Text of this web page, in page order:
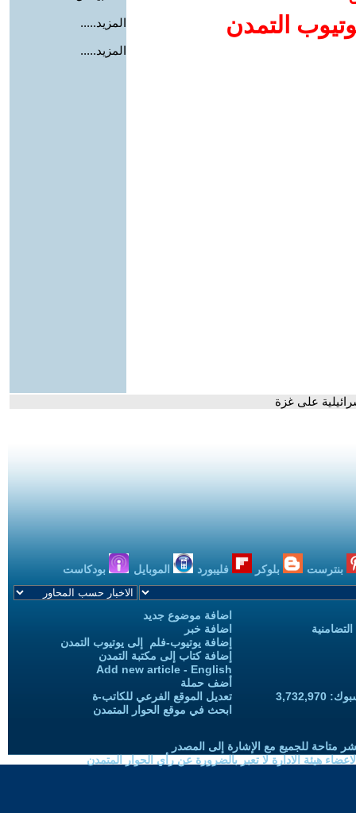
التمدن
المزيد.....
المزيد.....
على غزة
بنترست بلوكر فليبورد الموبايل بودكاست
اضافة موضوع جديد
اضافة خبر
إضافة يوتيوب-فلم إلى يوتيوب التمدن
إضافة كتاب إلى مكتبة التمدن
Add new article - English
أضف حملة
تعديل الموقع الفرعي للكاتب-ة
ابحث في موقع الحوار المتمدن
متاحة للجميع مع الإشارة إلى المصدر
هيئة الادارة لا تعبر بالضرورة عن رأي الحوار المتمدن